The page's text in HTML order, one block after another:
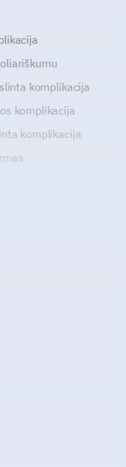
komplikacija
komplikacija
komplikacija